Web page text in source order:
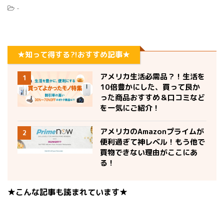
-
★知って得する?!おすすめ記事★
1
アメリカ生活必需品？！生活を
10倍豊かにした、買って良か
った商品おすすめ＆口コミなど
を一気にご紹介！
2
アメリカのAmazonプライムが
便利過ぎて神レベル！もう他で
買物できない理由がここにあ
る！
★こんな記事も読まれています★